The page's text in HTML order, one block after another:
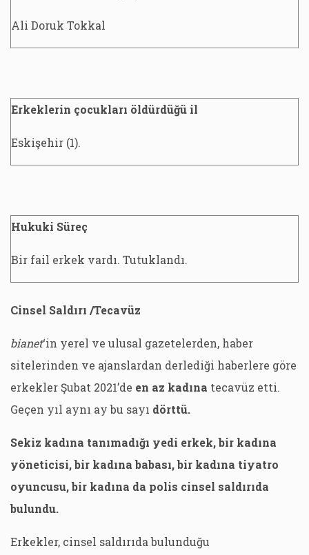
Ali Doruk Tokkal
Erkeklerin çocukları öldürdüğü il
Eskişehir (1).
Hukuki Süreç
Bir fail erkek vardı. Tutuklandı.
Cinsel Saldırı /Tecavüz
bianet‘in yerel ve ulusal gazetelerden, haber
sitelerinden ve ajanslardan derlediği haberlere göre
erkekler Şubat 2021’de en az kadına tecavüz etti.
Geçen yıl aynı ay bu sayı dörttü.
Sekiz kadına tanımadığı yedi erkek, bir kadına
yöneticisi, bir kadına babası, bir kadına tiyatro
oyuncusu, bir kadına da polis cinsel saldırıda
bulundu.
Erkekler, cinsel saldırıda bulunduğu